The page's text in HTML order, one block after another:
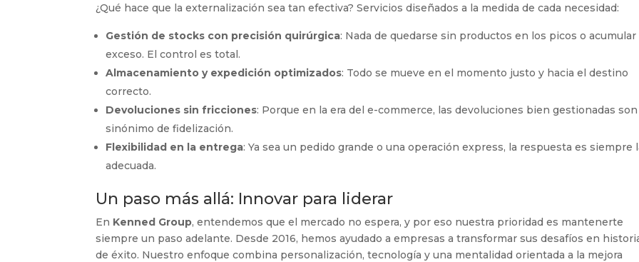
¿Qué hace que la externalización sea tan efectiva? Servicios diseñados a la medida de cada necesidad:
Gestión de stocks con precisión quirúrgica: Nada de quedarse sin productos en los picos o acumular
exceso. El control es total.
Almacenamiento y expedición optimizados: Todo se mueve en el momento justo y hacia el destino
correcto.
Devoluciones sin fricciones: Porque en la era del e-commerce, las devoluciones bien gestionadas son
sinónimo de fidelización.
Flexibilidad en la entrega: Ya sea un pedido grande o una operación express, la respuesta es siempre
adecuada.
Un paso más allá: Innovar para liderar
En Kenned Group, entendemos que el mercado no espera, y por eso nuestra prioridad es mantenerte
siempre un paso adelante. Desde 2016, hemos ayudado a empresas a transformar sus desafíos en
de éxito. Nuestro enfoque combina personalización, tecnología y una mentalidad orientada a la mejora